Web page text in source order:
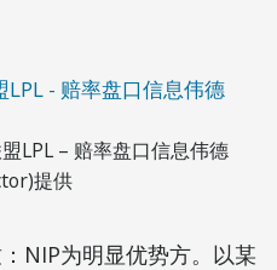
LPL – 赔率盘口信息伟德
提供
NIP为明显优势方。以某